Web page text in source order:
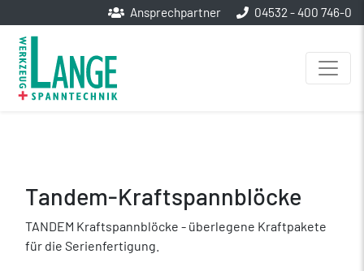
Ansprechpartner 04532 - 400 746-0
Tandem-Kraftspannblöcke
TANDEM Kraftspannblöcke - überlegene Kraftpakete
für die Serienfertigung.